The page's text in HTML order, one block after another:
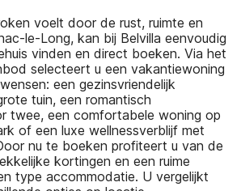
voelt door de rust, ruimte en
le-Long, kan bij Belvilla eenvoudig
vinden en direct boeken. Via het
selecteert u een vakantiewoning
een gezinsvriendelijk
tuin, een romantisch
twee, een comfortabele woning op
of een luxe wellnessverblijf met
nu te boeken profiteert u van de
kortingen en een ruime
type accommodatie. U vergelijkt